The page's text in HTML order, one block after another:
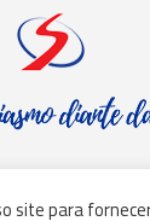
site para